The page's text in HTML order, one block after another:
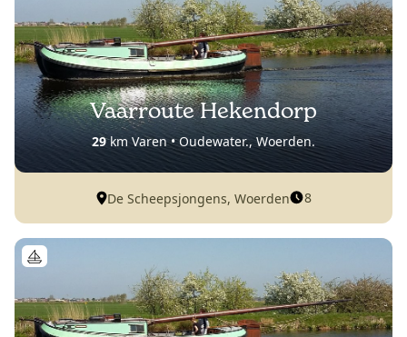
Vaarroute Hekendorp
29km Varen • Oudewater., Woerden.
De Scheepsjongens, Woerden 8